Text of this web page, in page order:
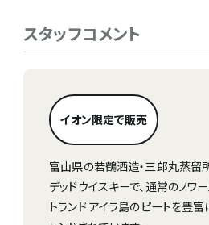
スタッフコメント
イオン限定で販売
富山県の若鶴酒造・三郎丸蒸留
デッドウイスキーで、通常のノワ
トランド アイラ島のピートを豊